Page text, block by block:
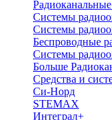
Системы
Системы
Беспроводные
Системы
Больше
Средства и
Си-Норд
STEMAX
Интеграл+